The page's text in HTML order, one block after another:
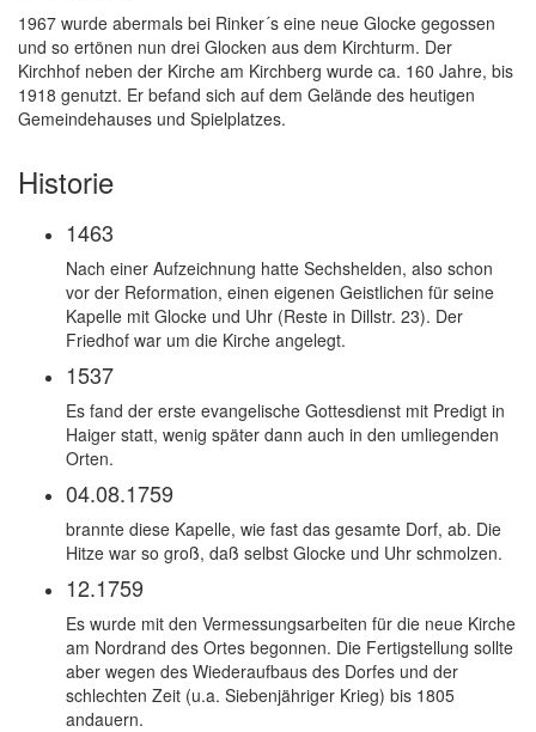
1967 wurde abermals bei Rinker´s eine neue Glocke gegossen
und so ertönen nun drei Glocken aus dem Kirchturm. Der
Kirchhof neben der Kirche am Kirchberg wurde ca. 160 Jahre, bis
1918 genutzt. Er befand sich auf dem Gelände des heutigen
Gemeindehauses und Spielplatzes.
Historie
1463
Nach einer Aufzeichnung hatte Sechshelden, also schon
vor der Reformation, einen eigenen Geistlichen für seine
Kapelle mit Glocke und Uhr (Reste in Dillstr. 23). Der
Friedhof war um die Kirche angelegt.
1537
Es fand der erste evangelische Gottesdienst mit Predigt in
Haiger statt, wenig später dann auch in den umliegenden
Orten.
04.08.1759
brannte diese Kapelle, wie fast das gesamte Dorf, ab. Die
Hitze war so groß, daß selbst Glocke und Uhr schmolzen.
12.1759
Es wurde mit den Vermessungsarbeiten für die neue Kirche
am Nordrand des Ortes begonnen. Die Fertigstellung sollte
aber wegen des Wiederaufbaus des Dorfes und der
schlechten Zeit (u.a. Siebenjähriger Krieg) bis 1805
andauern.